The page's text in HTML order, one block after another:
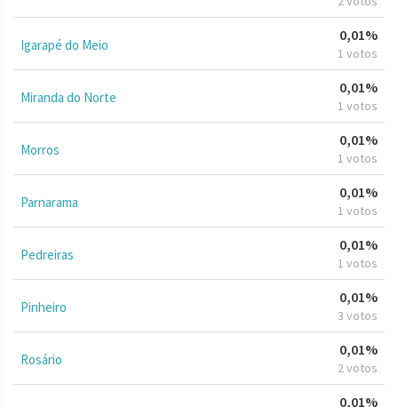
Igarapé do Meio
0,01%
1 votos
Miranda do Norte
0,01%
1 votos
Morros
0,01%
1 votos
Parnarama
0,01%
1 votos
Pedreiras
0,01%
1 votos
Pinheiro
0,01%
3 votos
Rosário
0,01%
2 votos
0,01%